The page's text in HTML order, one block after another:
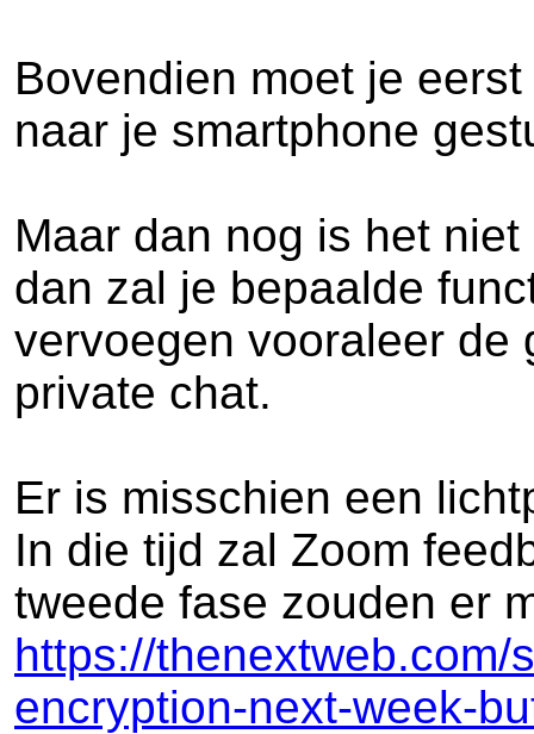
Bovendien moet je
naar je smartphone
Maar dan nog is het
dan zal je bepaalde
vervoegen vooraleer de
private chat.
Er is misschien een
In die tijd zal Zoom
tweede fase zouden er
https://
encryption-next-week-